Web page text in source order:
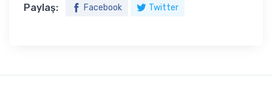
Paylaş: Facebook Twitter